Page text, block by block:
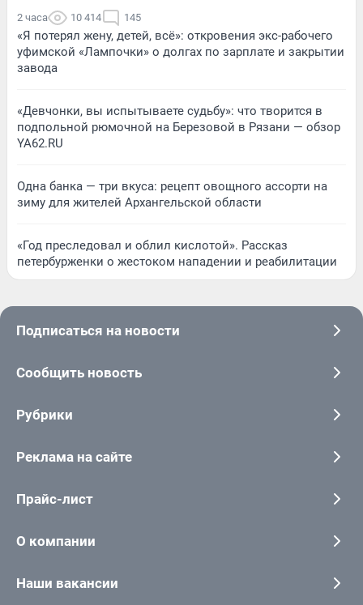
2 часа 10 414 145
«Я потерял жену, детей, всё»: откровения экс-рабочего
уфимской «Лампочки» о долгах по зарплате и закрытии
завода
«Девчонки, вы испытываете судьбу»: что творится в
подпольной рюмочной на Березовой в Рязани — обзор
YA62.RU
Одна банка — три вкуса: рецепт овощного ассорти на
зиму для жителей Архангельской области
«Год преследовал и облил кислотой». Рассказ
петербурженки о жестоком нападении и реабилитации
Подписаться на новости
Сообщить новость
Рубрики
Реклама на сайте
Прайс-лист
О компании
Наши вакансии